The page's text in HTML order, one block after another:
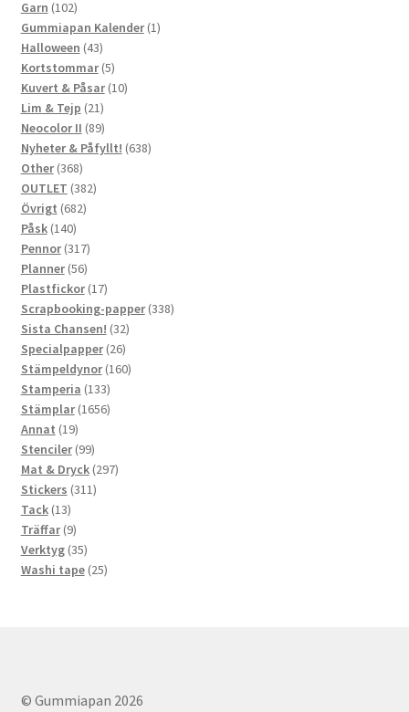
Garn 102102
produkter
Gummiapan Kalender 11
Halloween 4343
produkter
Kortstommar 55
produkter
Kuvert & Påsar 1010
Lim & Tejp 2121
produkter
Neocolor II 8989
produkter
Nyheter & Påfyllt! 638638
Other 368368
produkter
OUTLET 382382
Övrigt 682682
Påsk 140140
produkter
Pennor 317317
produkter
Planner 5656
produkter
Plastfickor 1717
produkter
Scrapbooking-papper 338338
Sista Chansen! 3232
produkter
Specialpapper 2626
produkter
Stämpeldynor 160160
Stamperia 133133
produkter
Stämplar 16561656
Annat 1919
produkter
Stenciler 9999
produkter
Mat & Dryck 297297
Stickers 311311
Tack 1313
produkter
Träffar 99
produkter
Verktyg 3535
produkter
Washi tape 2525
© Gummiapan 2026